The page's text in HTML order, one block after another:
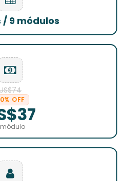
/ 9 módulos
OFF